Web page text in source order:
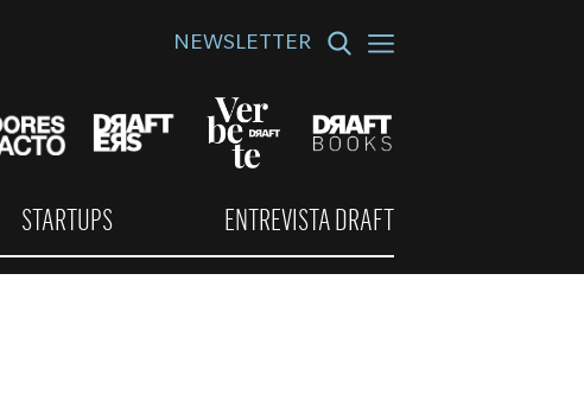
NEWSLETTER
STARTUPS ENTREVISTA DRAFT